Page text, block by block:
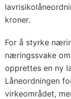
kroner.
For å styrke
næringssvake
opprettes en ny
Låneordningen
virkeområdet,